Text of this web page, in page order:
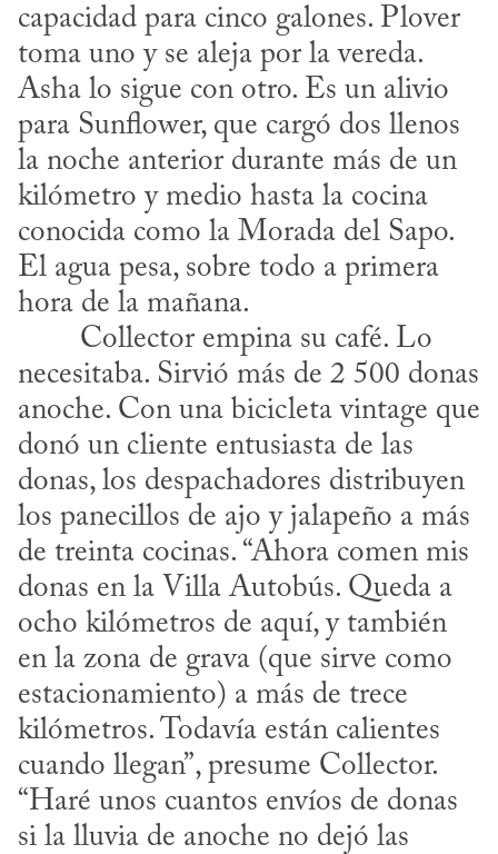
capacidad para cinco galones. Plover
toma uno y se aleja por la vereda.
Asha lo sigue con otro. Es un alivio
para Sunflower, que cargó dos llenos
la noche anterior durante más de un
kilómetro y medio hasta la cocina
conocida como la Morada del Sapo.
El agua pesa, sobre todo a primera
hora de la mañana.
necesitaba. Sirvió más de 2 500 donas
anoche. Con una bicicleta vintage que
donó un cliente entusiasta de las
donas, los despachadores distribuyen
los panecillos de ajo y jalapeño a más
de treinta cocinas. “Ahora comen mis
donas en la Villa Autobús. Queda a
ocho kilómetros de aquí, y también
en la zona de grava (que sirve como
estacionamiento) a más de trece
kilómetros. Todavía están calientes
cuando llegan”, presume Collector.
“Haré unos cuantos envíos de donas
si la lluvia de anoche no dejó las